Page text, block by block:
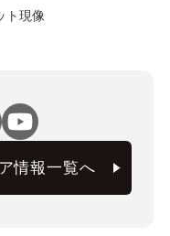
ト現像
情報一覧へ